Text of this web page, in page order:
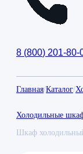
8 (800) 201-80-
Главная/Каталог/
Холодильные
Шкаф